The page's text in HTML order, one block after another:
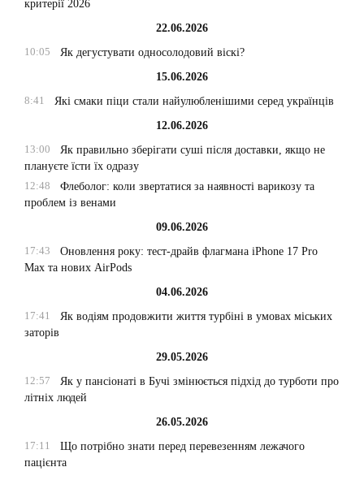
критерії 2026
22.06.2026
10:05
Як дегустувати односолодовий віскі?
15.06.2026
8:41
Які смаки піци стали найулюбленішими серед українців
12.06.2026
13:00
Як правильно зберігати суші після доставки, якщо не
плануєте їсти їх одразу
12:48
Флеболог: коли звертатися за наявності варикозу та
проблем із венами
09.06.2026
17:43
Оновлення року: тест-драйв флагмана iPhone 17 Pro
Max та нових AirPods
04.06.2026
17:41
Як водіям продовжити життя турбіні в умовах міських
заторів
29.05.2026
12:57
Як у пансіонаті в Бучі змінюється підхід до турботи про
літніх людей
26.05.2026
17:11
Що потрібно знати перед перевезенням лежачого
пацієнта